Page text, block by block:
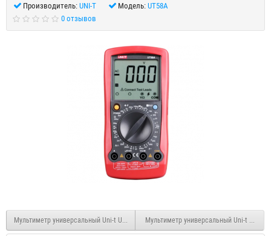
Производитель: UNI-T Модель: UT58A
0 отзывов
Мультиметр универсальный Uni-t UT39B Мультиметр универсальный Uni-t M890G